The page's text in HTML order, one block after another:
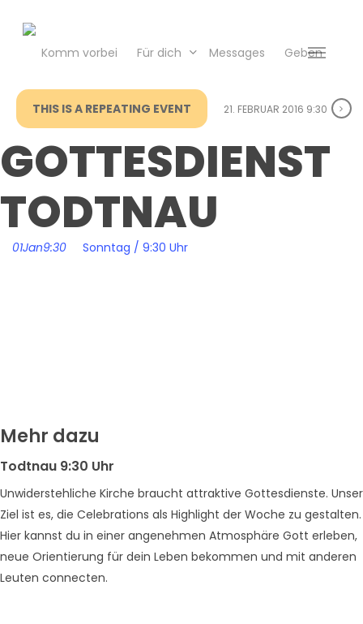
Komm vorbei Für dich Messages Geben
Menu
THIS IS A REPEATING EVENT 21. FEBRUAR 2016 9:30
GOTTESDIENST
TODTNAU
01Jan9:30 Sonntag / 9:30 Uhr
Mehr dazu
Todtnau 9:30 Uhr
Unwiderstehliche Kirche braucht attraktive Gottesdienste. Unser
Ziel ist es, die Celebrations als Highlight der Woche zu gestalten.
Hier kannst du in einer angenehmen Atmosphäre Gott erleben,
neue Orientierung für dein Leben bekommen und mit anderen
Leuten connecten.